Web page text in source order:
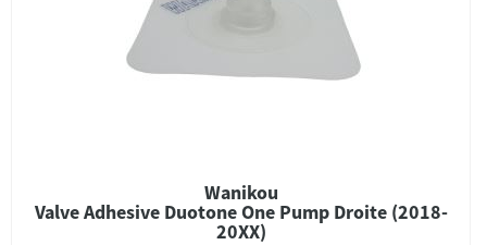
Wanikou
Valve Adhesive Duotone One Pump Droite (2018-
20XX)